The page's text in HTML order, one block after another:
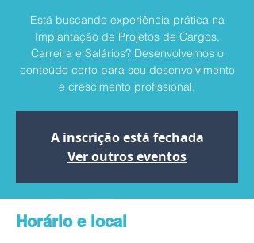
Está buscando experiência prática na
Implantação de Projetos de Cargos,
Carreira e Salários? Desenvolvemos o
conteúdo certo para seu desenvolvimento
e crescimento profissional.
A inscrição está fechada
Ver outros eventos
Horário e local